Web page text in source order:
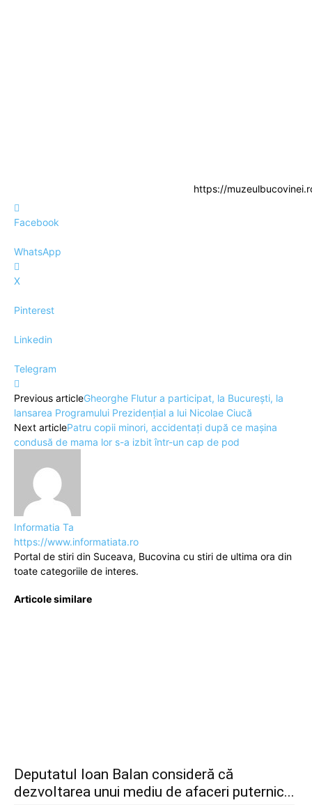
https://
Facebook
WhatsApp
X
Pinterest
Linkedin
Telegram
Previous articleGheorghe Flutur a participat, la București, la
lansarea Programului Prezidențial a lui Nicolae Ciucă
Next articlePatru copii minori, accidentați după ce mașina
condusă de mama lor s-a izbit într-un cap de pod
Informatia Ta
https://www.informatiata.ro
Portal de stiri din Suceava, Bucovina cu stiri de ultima ora din
toate categoriile de interes.
Articole similare
Deputatul Ioan Balan consideră că
dezvoltarea unui mediu de afaceri puternic...